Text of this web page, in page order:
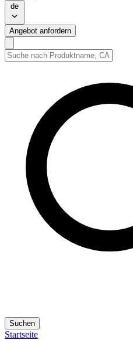
de
Angebot anfordern
Suchen
Startseite